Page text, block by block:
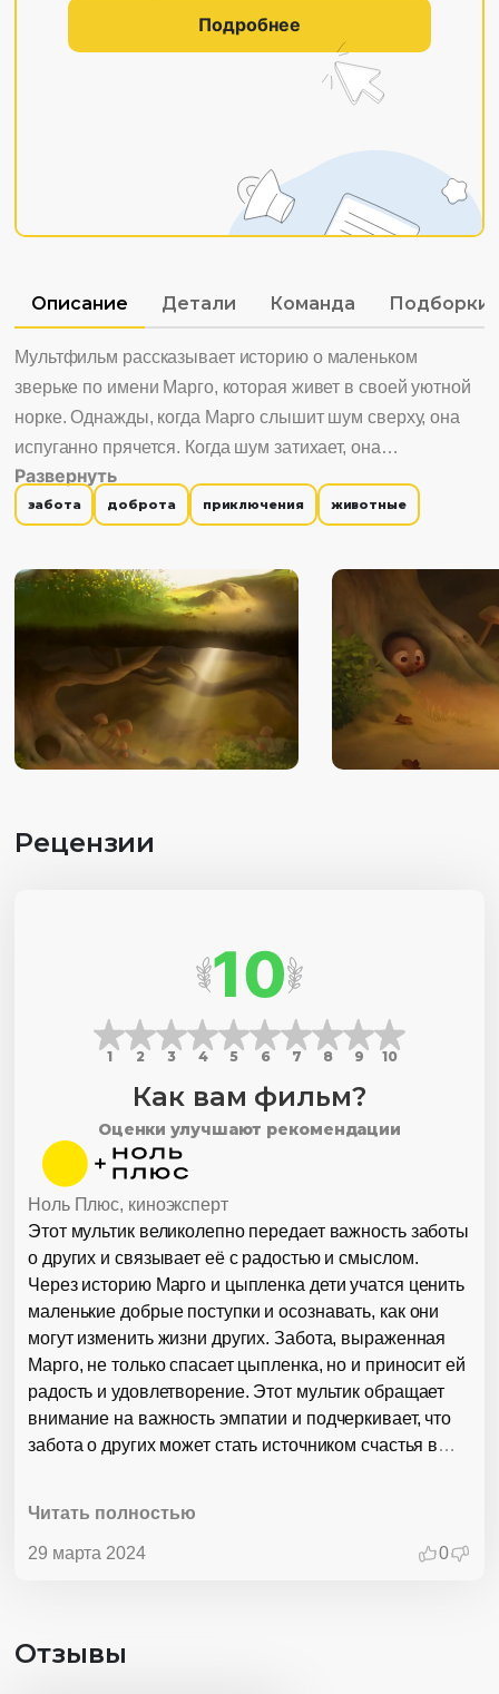
Подробнее
Описание Детали Команда Подборки
Мультфильм рассказывает историю о маленьком
зверьке по имени Марго, которая живет в своей уютной
норке. Однажды, когда Марго слышит шум сверху, она
испуганно прячется. Когда шум затихает, она
осматривает свою норку и обнаруживает, что к ней упало
загадочное яйцо. С заботой и бережливостью она
вылупляется маленький цыпленок. Он оказывается
очень маленьким и красивым. Он сразу же пробует
взлететь, и к своему собственному удивлению ему это
удается. Марго смотрит, как цыпленок улетает,
испытывая радость.
Развернуть
забота доброта приключения животные
Рецензии
10
1 2 3 4 5 6 7 8 9 10
Как вам фильм?
Оценки улучшают рекомендации
Этот мультик великолепно передает важность заботы
о других и связывает её с радостью и смыслом.
Через историю Марго и цыпленка дети учатся ценить
маленькие добрые поступки и осознавать, как они
могут изменить жизни других. Забота, выраженная
Марго, не только спасает цыпленка, но и приносит ей
радость и удовлетворение. Этот мультик обращает
внимание на важность эмпатии и подчеркивает, что
забота о других может стать источником счастья в
Читать полностью
29 марта 2024 0
Ноль Плюс, киноэксперт
Отзывы